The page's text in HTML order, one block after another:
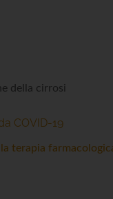
della cirrosi
COVID-19
terapia